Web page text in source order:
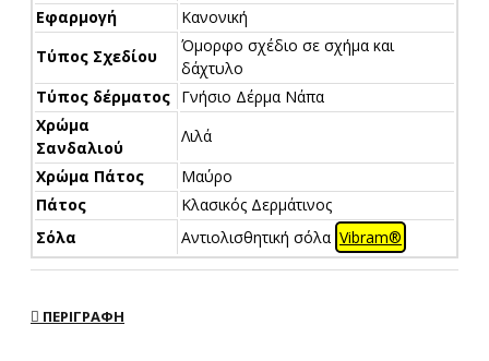
Εφαρμογή
Κανονική
Τύπος Σχεδίου
Όμορφο σχέδιο σε σχήμα και
δάχτυλο
Τύπος δέρματος Γνήσιο Δέρμα Νάπα
Χρώμα
Σανδαλιού
Λιλά
Χρώμα Πάτος
Μαύρο
Πάτος
Κλασικός Δερμάτινος
Σόλα
Αντιολισθητική σόλα Vibram®
ΠΕΡΙΓΡΑΦΉ